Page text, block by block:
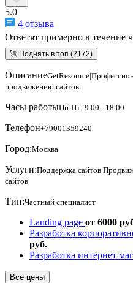
5.0
4 отзыва
Ответят примерно в течение
🚀 Поднять в топ (2172)
Описание
продвижению сайтов
Часы работыПн-Пт: 9.00 - 18.00
Телефон+79001359240
Город:Москва
Услуги:Поддержка сайтов
сайтов
Тип:Частный специалист
Landing page от 6000
Разработка
руб.
Разработка интернет
Все цены